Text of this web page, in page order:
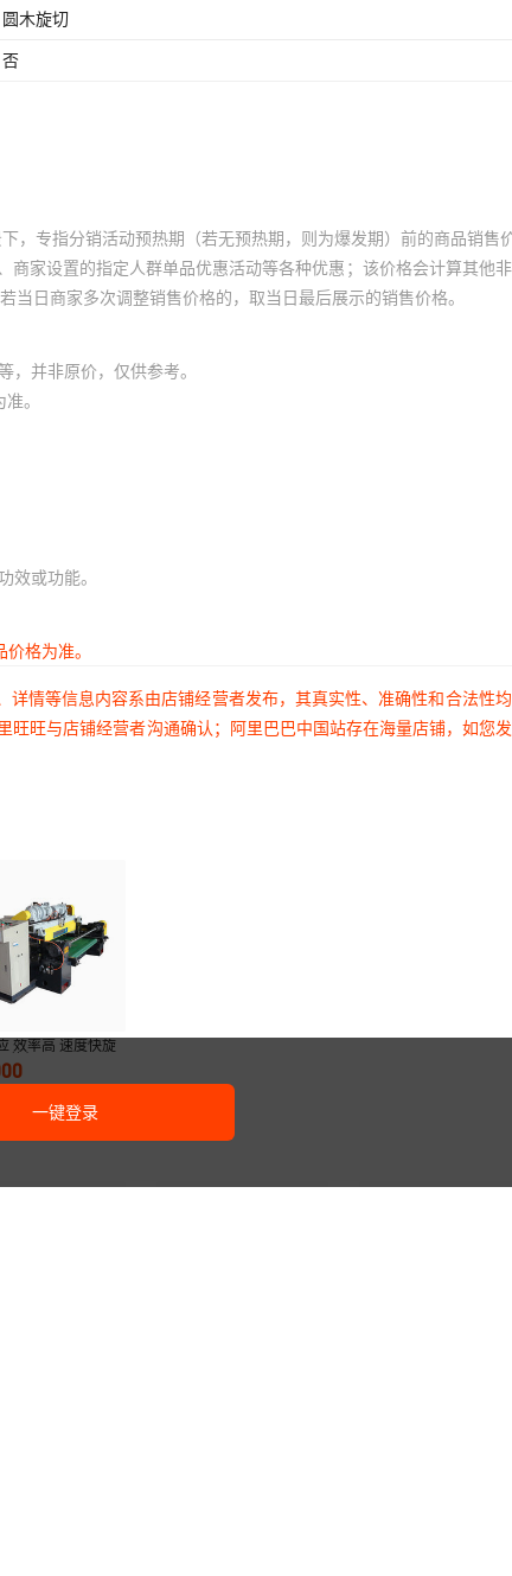
圆木旋切
否
，专指分销活动预热期（若无预热期，则为爆发期）前的商品销售
家设置的指定人群单品优惠活动等各种优惠；该价格会计算其他
日商家多次调整销售价格的，取当日最后展示的销售价格。
并非原价，仅供参考。
。
效或功能。
格为准。
情等信息内容系由店铺经营者发布，其真实性、准确性和合法性
旺与店铺经营者沟通确认；阿里巴巴中国站存在海量店铺，如您
效率高 速度快旋
体机
一键登录